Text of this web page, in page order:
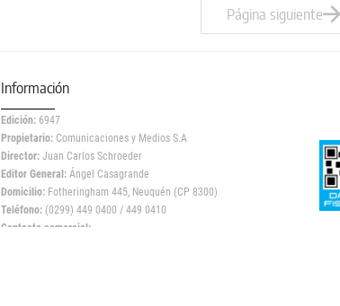
Página siguiente
Información
Edición: 6947
Propietario: Comunicaciones y Medios S.A
Director: Juan Carlos Schroeder
Editor General: Ángel Casagrande
Domicilio: Fotheringham 445, Neuquén (CP 8300)
Teléfono: (0299) 449 0400 / 449 0410
Contacto comercial: